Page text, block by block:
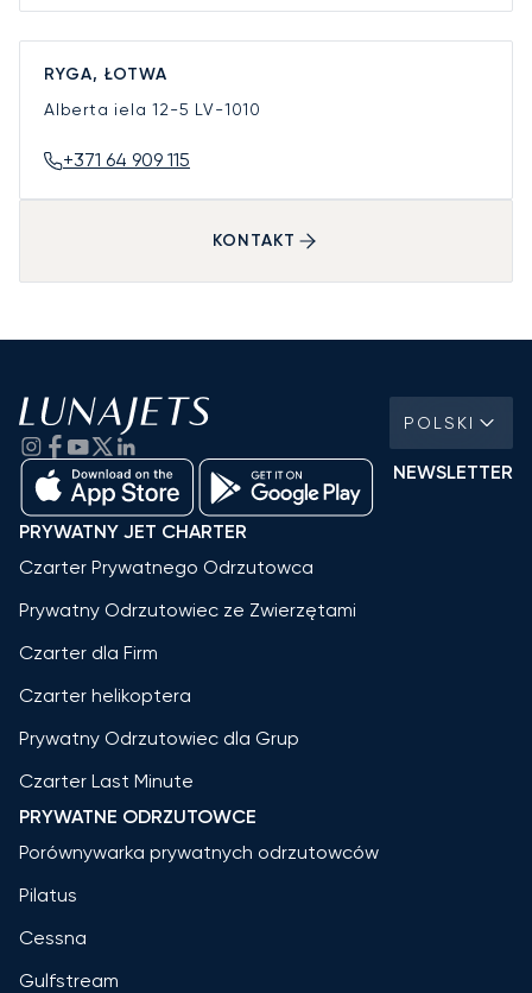
RYGA, ŁOTWA
Alberta iela 12-5 LV-1010
+371 64 909 115
KONTAKT
POLSKI
NEWSLETTER
PRYWATNY JET CHARTER
Czarter Prywatnego Odrzutowca
Prywatny Odrzutowiec ze Zwierzętami
Czarter dla Firm
Czarter helikoptera
Prywatny Odrzutowiec dla Grup
Czarter Last Minute
PRYWATNE ODRZUTOWCE
Porównywarka prywatnych odrzutowców
Pilatus
Cessna
Gulfstream